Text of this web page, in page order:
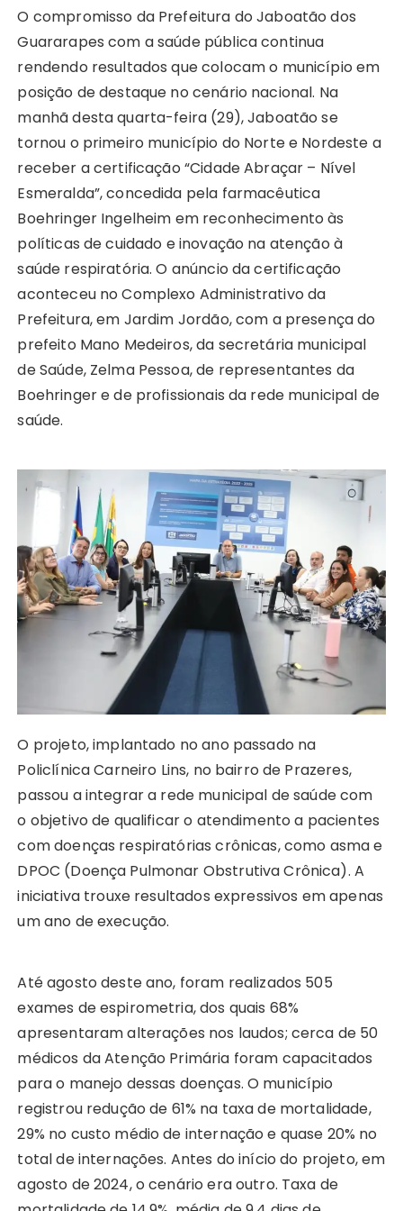
O compromisso da Prefeitura do Jaboatão dos
Guararapes com a saúde pública continua
rendendo resultados que colocam o município em
posição de destaque no cenário nacional. Na
manhã desta quarta-feira (29), Jaboatão se
tornou o primeiro município do Norte e Nordeste a
receber a certificação “Cidade Abraçar – Nível
Esmeralda”, concedida pela farmacêutica
Boehringer Ingelheim em reconhecimento às
políticas de cuidado e inovação na atenção à
saúde respiratória. O anúncio da certificação
aconteceu no Complexo Administrativo da
Prefeitura, em Jardim Jordão, com a presença do
prefeito Mano Medeiros, da secretária municipal
de Saúde, Zelma Pessoa, de representantes da
Boehringer e de profissionais da rede municipal de
saúde.
O projeto, implantado no ano passado na
Policlínica Carneiro Lins, no bairro de Prazeres,
passou a integrar a rede municipal de saúde com
o objetivo de qualificar o atendimento a pacientes
com doenças respiratórias crônicas, como asma e
DPOC (Doença Pulmonar Obstrutiva Crônica). A
iniciativa trouxe resultados expressivos em apenas
um ano de execução.
Até agosto deste ano, foram realizados 505
exames de espirometria, dos quais 68%
apresentaram alterações nos laudos; cerca de 50
médicos da Atenção Primária foram capacitados
para o manejo dessas doenças. O município
registrou redução de 61% na taxa de mortalidade,
29% no custo médio de internação e quase 20% no
total de internações. Antes do início do projeto, em
agosto de 2024, o cenário era outro. Taxa de